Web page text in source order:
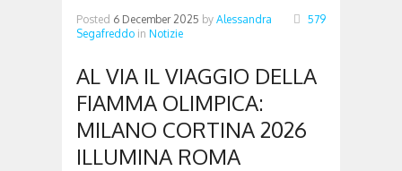
Posted 6 December 2025 by Alessandra
Segafreddo in Notizie
579
AL VIA IL VIAGGIO DELLA
FIAMMA OLIMPICA:
MILANO CORTINA 2026
ILLUMINA ROMA